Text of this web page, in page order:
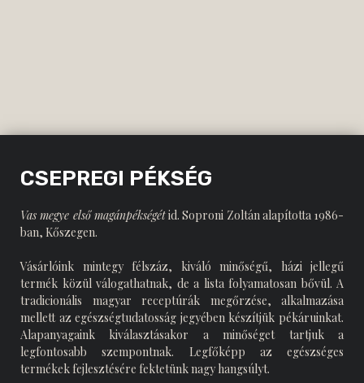
CSEPREGI PÉKSÉG
Vas megye első magánpékségétid. Soproni Zoltán alapította 1986-
ban, Kőszegen.
Vásárlóink mintegy félszáz, kiváló minőségű, házi jellegű
termék közül válogathatnak, de a lista folyamatosan bővül. A
tradicionális magyar receptúrák megőrzése, alkalmazása
mellett az egészségtudatosság jegyében készítjük pékáruinkat.
Alapanyagaink kiválasztásakor a minőséget tartjuk a
legfontosabb szempontnak. Legfőképp az egészséges
termékek fejlesztésére fektetünk nagy hangsúlyt.